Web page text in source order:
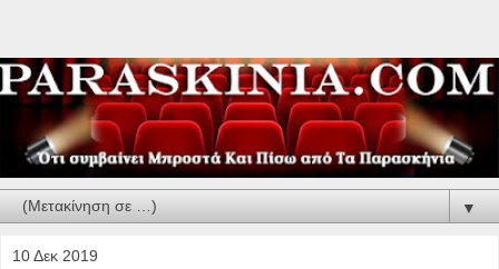
▼
10 Δεκ 2019